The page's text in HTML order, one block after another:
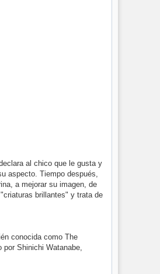
al chico que le gusta y
aspecto. Tiempo después,
a mejorar su imagen, de
brillantes" y trata de
conocida como The
por Shinichi Watanabe,